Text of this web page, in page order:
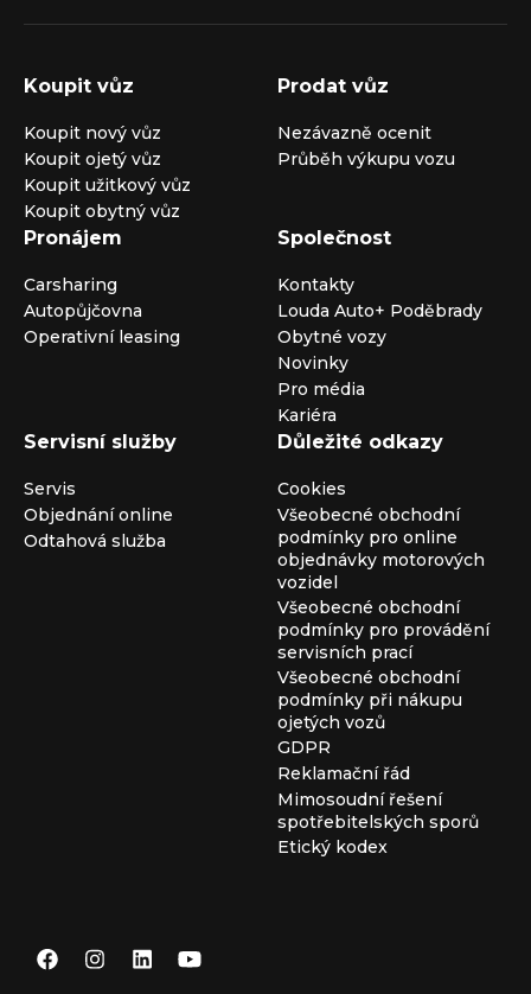
Koupit vůz
Koupit nový vůz
Koupit ojetý vůz
Koupit užitkový vůz
Koupit obytný vůz
Prodat vůz
Nezávazně ocenit
Průběh výkupu vozu
Pronájem
Carsharing
Autopůjčovna
Operativní leasing
Společnost
Kontakty
Louda Auto+ Poděbrady
Obytné vozy
Novinky
Pro média
Kariéra
Servisní služby
Servis
Objednání online
Odtahová služba
Důležité odkazy
Cookies
Všeobecné obchodní
podmínky pro online
objednávky motorových
vozidel
Všeobecné obchodní
podmínky pro provádění
servisních prací
Všeobecné obchodní
podmínky při nákupu
ojetých vozů
GDPR
Reklamační řád
Mimosoudní řešení
spotřebitelských sporů
Etický kodex